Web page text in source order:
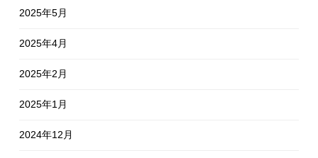
2025年5月
2025年4月
2025年2月
2025年1月
2024年12月